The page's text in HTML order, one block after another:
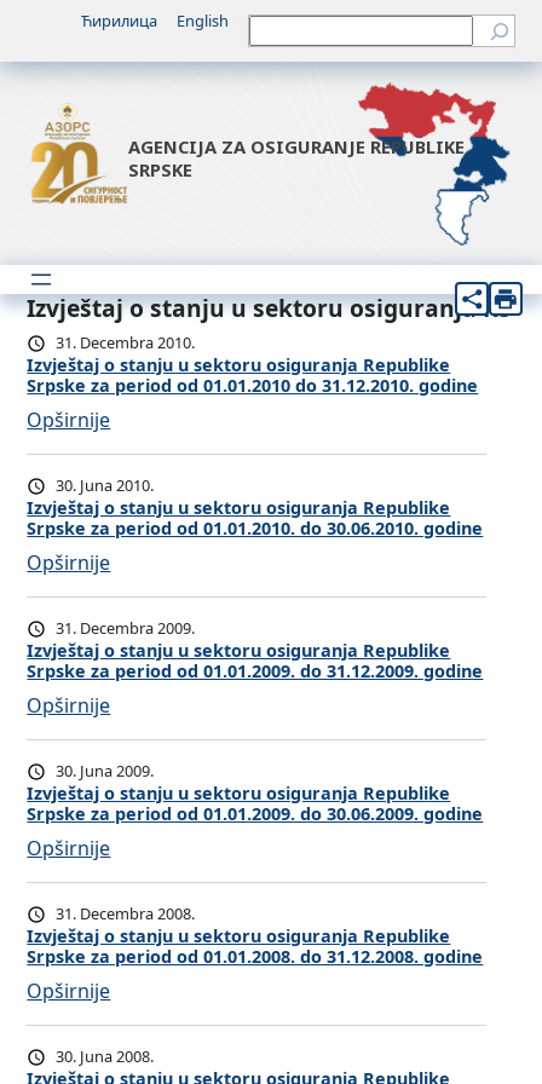
Ћирилица English Претрага
AGENCIJA ZA OSIGURANJE REPUBLIKE
SRPSKE
Izvještaj o stanju u sektoru osiguranja RS
31. Decembra 2010.
Izvještaj o stanju u sektoru osiguranja Republike
Srpske za period od 01.01.2010 do 31.12.2010. godine
Opširnije:
I
z
v
j
e
š
t
a
j
o
s
t
a
n
j
u
u
s
e
k
t
o
30. Juna 2010.
Izvještaj o stanju u sektoru osiguranja Republike
Srpske za period od 01.01.2010. do 30.06.2010. godine
Opširnije:
I
z
v
j
e
š
t
a
j
o
s
t
a
n
j
u
u
31. Decembra 2009.
Izvještaj o stanju u sektoru osiguranja Republike
Srpske za period od 01.01.2009. do 31.12.2009. godine
Opširnije:
I
z
v
j
e
š
t
a
j
o
s
t
30. Juna 2009.
Izvještaj o stanju u sektoru osiguranja Republike
Srpske za period od 01.01.2009. do 30.06.2009. godine
Opširnije:
I
z
v
j
e
š
t
31. Decembra 2008.
Izvještaj o stanju u sektoru osiguranja Republike
Srpske za period od 01.01.2008. do 31.12.2008. godine
Opširnije:
I
z
v
30. Juna 2008.
Izvještaj o stanju u sektoru osiguranja Republike